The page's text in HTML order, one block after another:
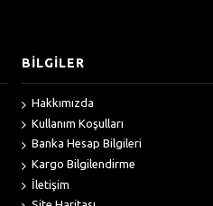
BİLGİLER
Hakkımızda
Kullanım Koşulları
Banka Hesap Bilgileri
Kargo Bilgilendirme
İletişim